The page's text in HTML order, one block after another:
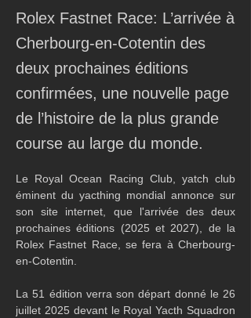
Rolex Fastnet Race: L’arrivée à
Cherbourg-en-Cotentin des
deux prochaines éditions
confirmées, une nouvelle page
de l’histoire de la plus grande
course au large du monde.
Le Royal Ocean Racing Club, yatch club
éminent du yacthing mondial annonce sur
son site internet, que l'arrivée des deux
prochaines éditions (2025 et 2027), de la
Rolex Fastnet Race, se fera à Cherbourg-
en-Cotentin.
La 51 édition verra son départ donné le 26
juillet 2025 devant le Royal Yacth Squadron